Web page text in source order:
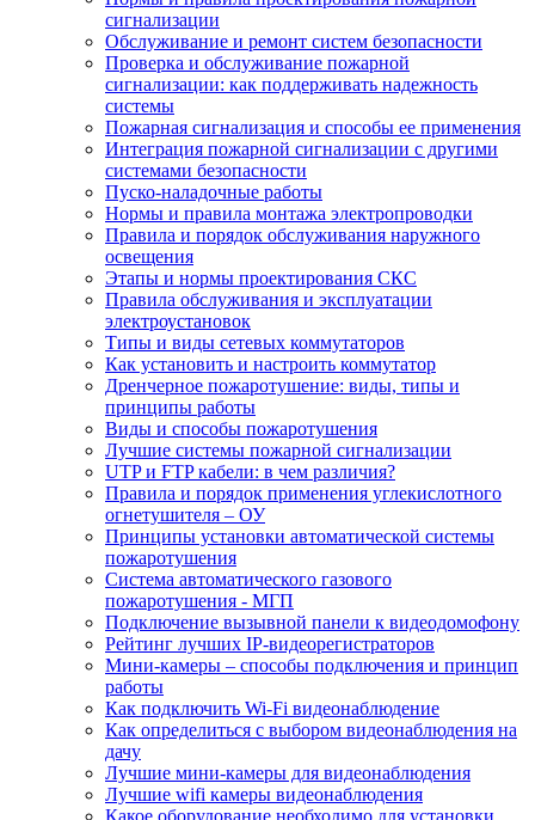
сигнализации
Обслуживание и ремонт систем безопасности
Проверка и обслуживание пожарной
сигнализации: как поддерживать надежность
системы
Пожарная сигнализация и способы ее применения
Интеграция пожарной сигнализации с другими
системами безопасности
Пуско-наладочные работы
Нормы и правила монтажа электропроводки
Правила и порядок обслуживания наружного
освещения
Этапы и нормы проектирования СКС
Правила обслуживания и эксплуатации
электроустановок
Типы и виды сетевых коммутаторов
Как установить и настроить коммутатор
Дренчерное пожаротушение: виды, типы и
принципы работы
Виды и способы пожаротушения
Лучшие системы пожарной сигнализации
UTP и FTP кабели: в чем различия?
Правила и порядок применения углекислотного
огнетушителя – ОУ
Принципы установки автоматической системы
пожаротушения
Система автоматического газового
пожаротушения - МГП
Подключение вызывной панели к видеодомофону
Рейтинг лучших IP-видеорегистраторов
Мини-камеры – способы подключения и принцип
работы
Как подключить Wi-Fi видеонаблюдение
Как определиться с выбором видеонаблюдения на
дачу
Лучшие мини-камеры для видеонаблюдения
Лучшие wifi камеры видеонаблюдения
Какое оборудование необходимо для установки